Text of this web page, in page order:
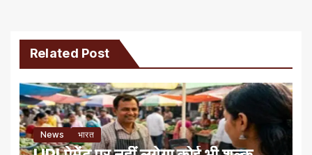
Related Post
News भारत